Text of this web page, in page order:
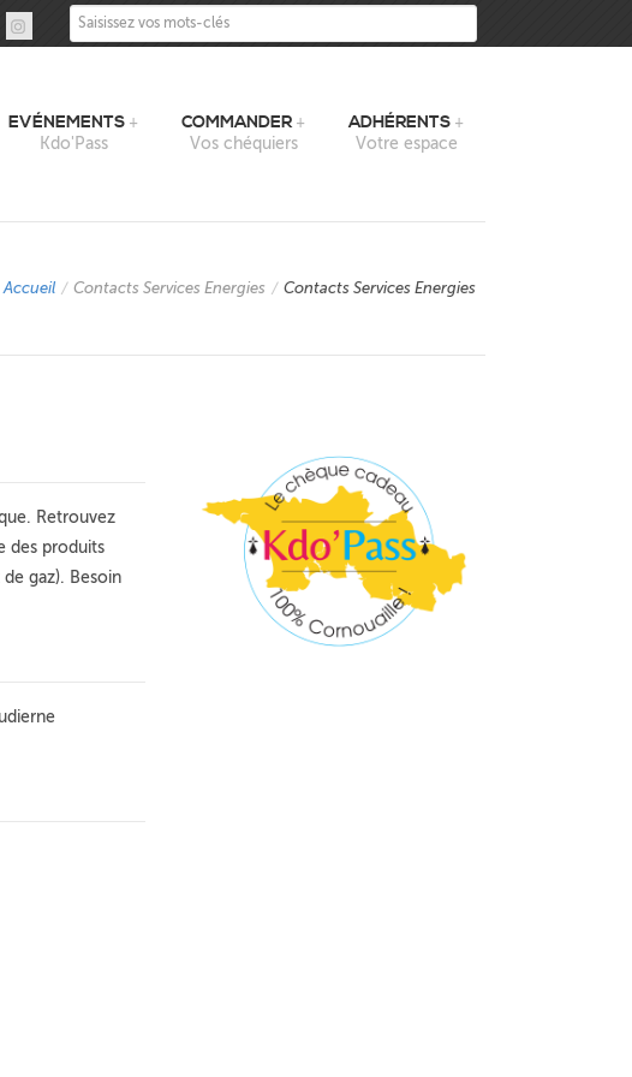
Saisissez vos mots-clés
EVÉNEMENTS
Kdo'Pass
COMMANDER
Vos chéquiers
ADHÉRENTS
Votre espace
Accueil / Contacts Services Energies / Contacts Services Energies
Retrouvez
des produits
gaz). Besoin